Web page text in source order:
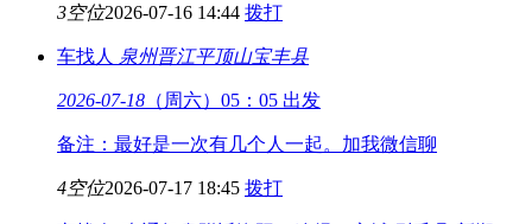
3空位2026-07-16 14:44 拨打
车找人 泉州晋江平顶山宝丰县
2026-07-18 （周六）05：05 出发
备注：最好是一次有几个人一起。加我微信聊
4空位2026-07-17 18:45 拨打